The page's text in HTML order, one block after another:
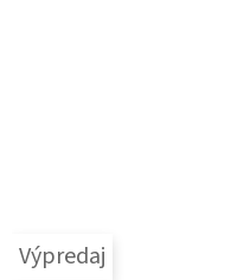
Výpredaj